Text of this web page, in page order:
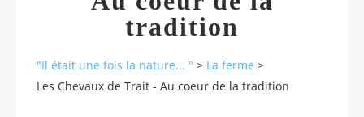
tradition
"Il était une fois la nature... " > La ferme >
Les Chevaux de Trait - Au coeur de la tradition